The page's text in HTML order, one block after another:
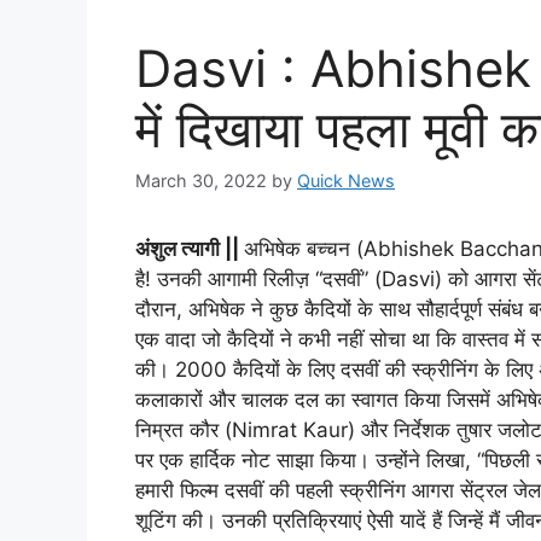
Dasvi :
में दिखाया पहला मूवी
March 30, 2022 by Quick News
अंशुल त्यागी || अभिषेक बच्चन (Abhishek
है! उनकी आगामी रिलीज़ “दसवीं” (Dasvi) को आगरा
दौरान, अभिषेक ने कुछ कैदियों के साथ सौहार्दपूर्ण संबंध
एक वादा जो कैदियों ने कभी नहीं सोचा था कि वास्तव
की। 2000 कैदियों के लिए दसवीं की स्क्रीनिंग के लिए
कलाकारों और चालक दल का स्वागत किया जिसमें
निम्रत कौर (Nimrat Kaur) और निर्देशक तुषार
पर एक हार्दिक नोट साझा किया। उन्होंने लिखा,
हमारी फिल्म दसवीं की पहली स्क्रीनिंग आगरा सेंट्रल
शूटिंग की। उनकी प्रतिक्रियाएं ऐसी यादें हैं जिन्हें मैं